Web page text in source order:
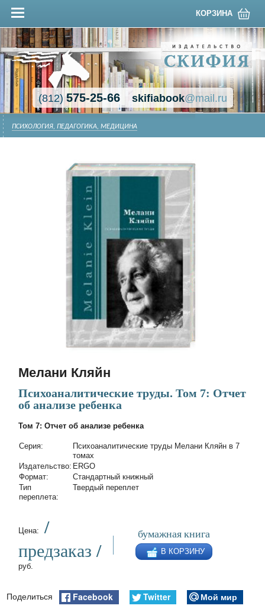
КОРЗИНА
(812)575-25-66 skifiabook@mail.ru
ПСИХОЛОГИЯ, ПЕДАГОГИКА, МЕДИЦИНА
Мелани Кляйн
Психоаналитические труды. Том 7: Отчет
об анализе ребенка
Том 7: Отчет об анализе ребенка
Cерия:
Психоаналитические труды Мелани Кляйн в 7
томах
Издательство: ERGO
Формат:
Стандартный книжный
Тип
переплета:
Твердый переплет
Цена:
/
предзаказ /
руб.
бумажная книга
В КОРЗИНУ
Поделиться Facebook Twitter
Мой мир